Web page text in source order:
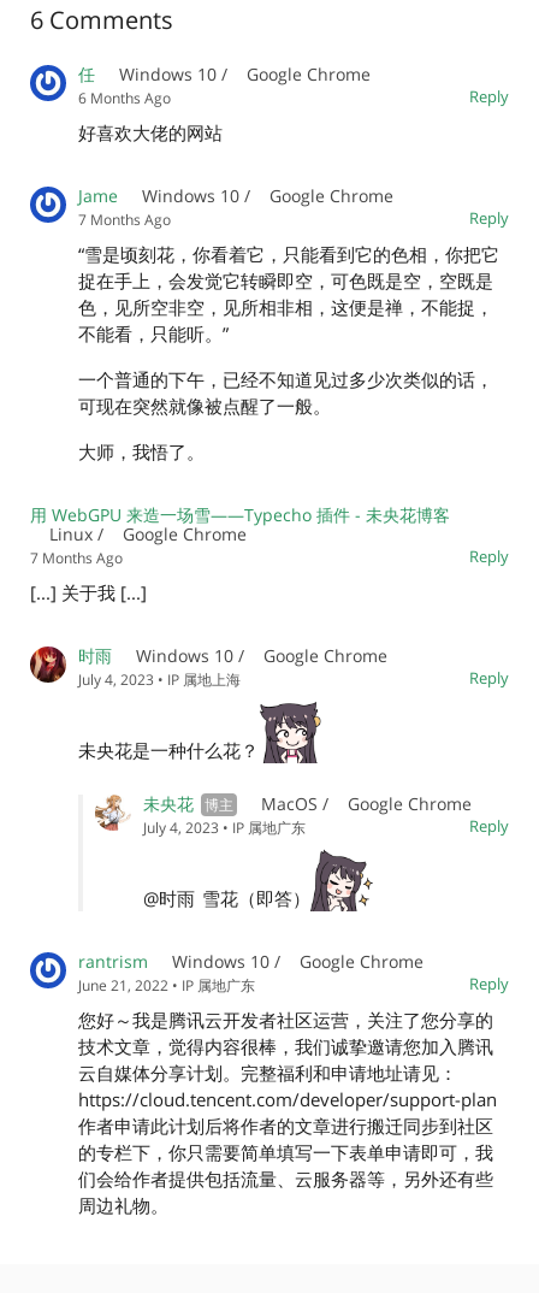
6 Comments
任 Windows 10 / Google Chrome
Reply
6 Months Ago
好喜欢大佬的网站
Jame Windows 10 / Google Chrome
Reply
7 Months Ago
“雪是顷刻花，你看着它，只能看到它的色相，你把它
捉在手上，会发觉它转瞬即空，可色既是空，空既是
色，见所空非空，见所相非相，这便是禅，不能捉，
不能看，只能听。”
一个普通的下午，已经不知道见过多少次类似的话，
可现在突然就像被点醒了一般。
大师，我悟了。
用 WebGPU 来造一场雪——Typecho 插件 - 未央花博客
Linux /
Google Chrome
Reply
7 Months Ago
[...] 关于我 [...]
时雨 Windows 10 / Google Chrome
Reply
July 4, 2023 • IP 属地上海
未央花是一种什么花？
未央花 MacOS / Google Chrome
Reply
July 4, 2023 • IP 属地广东
@时雨 雪花（即答）
rantrism Windows 10 / Google Chrome
Reply
June 21, 2022 • IP 属地广东
您好～我是腾讯云开发者社区运营，关注了您分享的
技术文章，觉得内容很棒，我们诚挚邀请您加入腾讯
云自媒体分享计划。完整福利和申请地址请见：
https://cloud.tencent.com/developer/support-plan
作者申请此计划后将作者的文章进行搬迁同步到社区
的专栏下，你只需要简单填写一下表单申请即可，我
们会给作者提供包括流量、云服务器等，另外还有些
周边礼物。